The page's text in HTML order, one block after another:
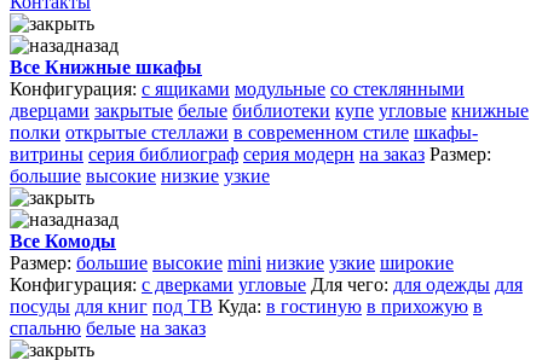
назад
Все Книжные шкафы
Конфигурация: с ящиками модульные со стеклянными
дверцами закрытые белые библиотеки купе угловые книжные
полки открытые стеллажи в современном стиле шкафы-
витрины серия библиограф серия модерн на заказ Размер:
большие высокие низкие узкие
назад
Все Комоды
Размер: большие высокие mini низкие узкие широкие
Конфигурация: с дверками угловые Для чего: для одежды для
посуды для книг под ТВ Куда: в гостиную в прихожую в
спальню белые на заказ